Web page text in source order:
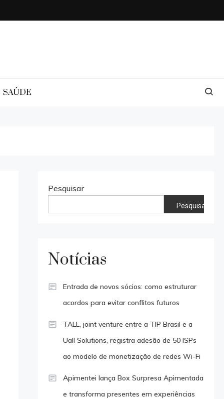
SAÚDE
Pesquisar
Pesquisar
Notícias
Entrada de novos sócios: como estruturar
acordos para evitar conflitos futuros
TALL, joint venture entre a TIP Brasil e a
Uall Solutions, registra adesão de 50 ISPs
ao modelo de monetização de redes Wi-Fi
Apimentei lança Box Surpresa Apimentada
e transforma presentes em experiências